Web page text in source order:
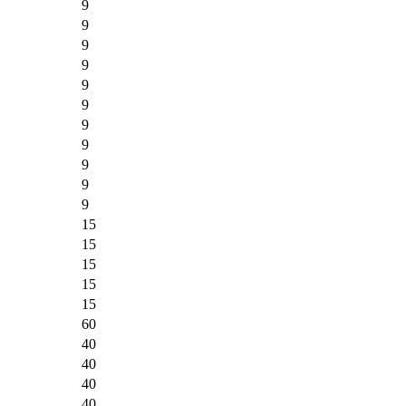
9
9
9
9
9
9
9
9
9
9
9
15
15
15
15
15
60
40
40
40